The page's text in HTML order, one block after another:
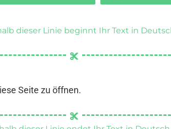
dieser Linie beginnt Ihr Text in
Seite zu öffnen.